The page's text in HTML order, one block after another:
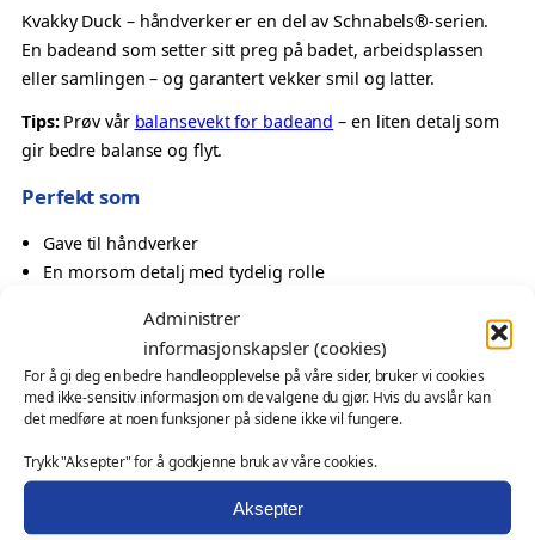
Administrer
informasjonskapsler (cookies)
For å gi deg en bedre handleopplevelse på våre sider, bruker vi cookies
med ikke-sensitiv informasjon om de valgene du gjør. Hvis du avslår kan
det medføre at noen funksjoner på sidene ikke vil fungere.
Trykk "Aksepter" for å godkjenne bruk av våre cookies.
Aksepter
å
n
d
e
r
k
r
–
k
k
D
c
Kvakky Duck – håndverker er en del av Schnabels®-serien.
En badeand som setter sitt preg på badet, arbeidsplassen
eller samlingen – og garantert vekker smil og latter.
Tips:Prøv vår balansevekt for badeand – en liten detalj som
gir bedre balanse og flyt.
Perfekt som
Gave til håndverker
En morsom detalj med tydelig rolle
Samlerobjekt med yrkespreg
Også velegnet som
profilgave for fagmiljøer, håndverksbedrifter eller
serviceaktører
messeartikkel og kampanjeprodukt
kundegave – med eller uten logo